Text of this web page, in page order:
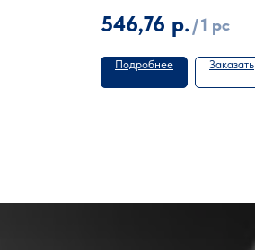
546,76 р. /1 pc
Подробнее Заказать